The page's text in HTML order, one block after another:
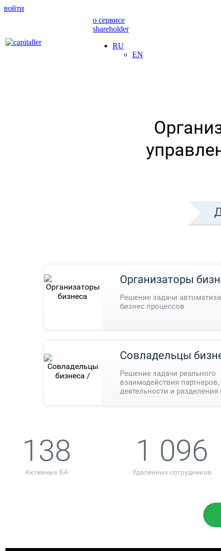
войти
о сервисе
shareholder
RU
EN
Организаторы
Решение задачи
бизнес процессов
Совладельцы
Решение задачи реального
взаимодействия партнеров,
деятельности и
138
Активных БА
1 096
Удаленных сотрудников